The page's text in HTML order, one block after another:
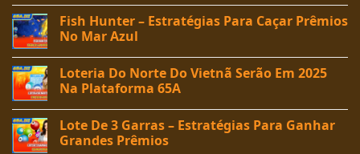
Fish Hunter – Estratégias Para Caçar Prêmios
No Mar Azul
Loteria Do Norte Do Vietnã Serão Em 2025
Na Plataforma 65A
Lote De 3 Garras – Estratégias Para Ganhar
Grandes Prêmios